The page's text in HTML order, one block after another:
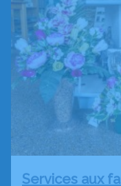
Services aux